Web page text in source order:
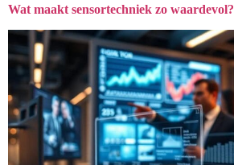
Wat maakt sensortechniek zo waardevol?